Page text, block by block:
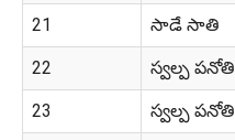
21 సాడే సాతి
22 స్వల్ప పనోతి
23 స్వల్ప పనోతి